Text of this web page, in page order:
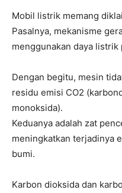
Mobil listrik memang
Pasalnya, mekanisme
menggunakan daya listrik
Dengan begitu, mesin
residu emisi CO2
monoksida).
Keduanya adalah zat
meningkatkan terjadinya
bumi.
Karbon dioksida dan